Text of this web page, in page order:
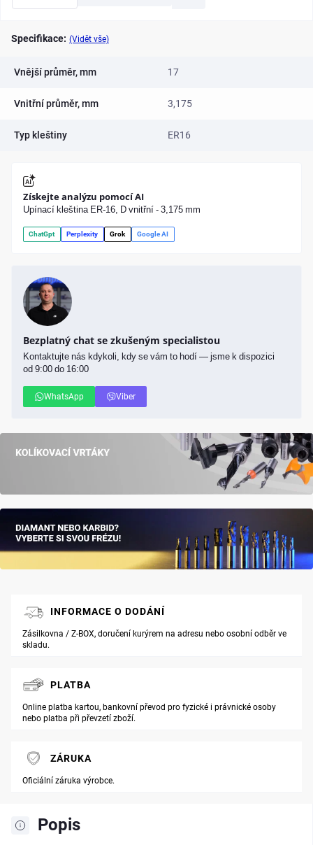
Specifikace: (Vidět vše)
Vnější průměr, mm 17
Vnitřní průměr, mm 3,175
Typ kleštiny ER16
Získejte analýzu pomocí AI
Upínací kleština ER-16, D vnitřní - 3,175 mm
ChatGpt Perplexity Grok Google AI
Bezplatný chat se zkušeným specialistou
Kontaktujte nás kdykoli, kdy se vám to hodí — jsme k dispozici
od 9:00 do 16:00
WhatsApp Viber
Popis
INFORMACE O DODÁNÍ
Zásilkovna / Z-BOX, doručení kurýrem na adresu nebo osobní odběr ve
skladu.
PLATBA
Online platba kartou, bankovní převod pro fyzické i právnické osoby
nebo platba při převzetí zboží.
ZÁRUKA
Oficiální záruka výrobce.